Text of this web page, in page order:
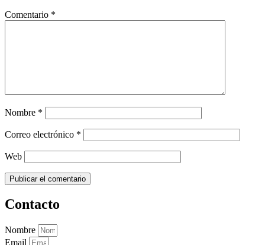
Comentario *
Nombre *
Correo electrónico *
Web
Contacto
Nombre
Email